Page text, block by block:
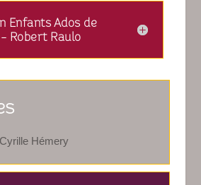
Enfants Ados de
Robert Raulo
Hémery